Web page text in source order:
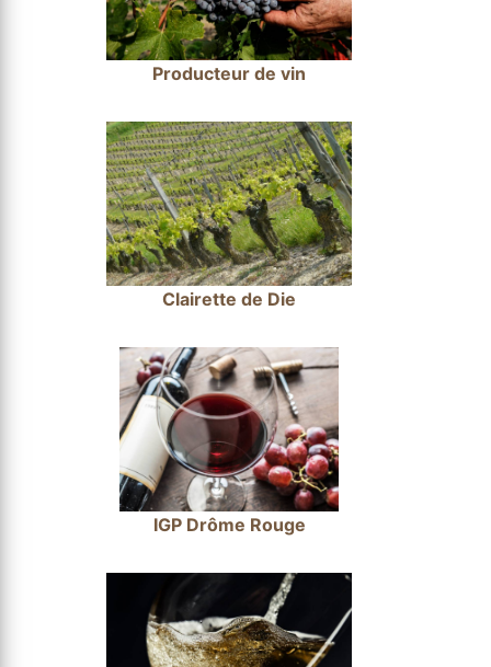
Producteur de vin
Clairette de Die
IGP Drôme Rouge